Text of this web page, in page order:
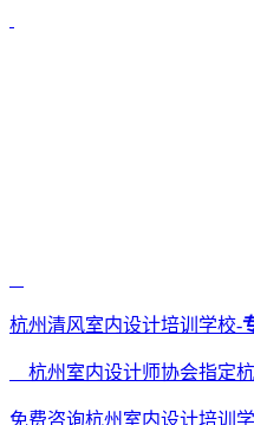
杭州清风室内设计培训学校-
杭州室内设计师协会指定
免费咨询杭州室内设计培训